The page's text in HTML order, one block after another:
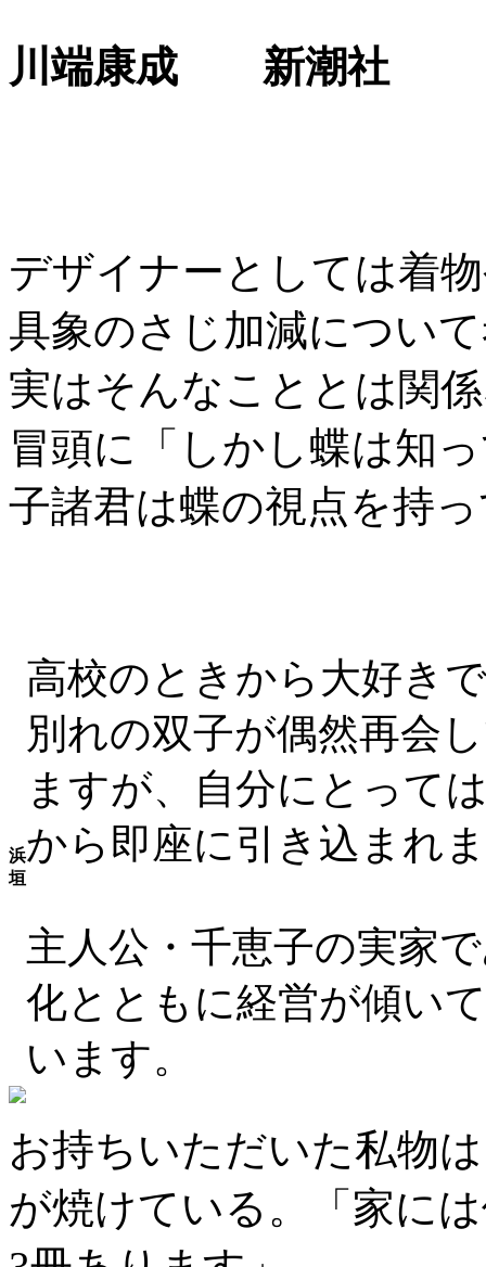
川端康成 新潮社
デザイナーとしては着
具象のさじ加減につい
実はそんなこととは関
冒頭に「しかし蝶は知
子諸君は蝶の視点を持
浜
垣
高校のときから大好き
別れの双子が偶然再会
ますが、自分にとって
から即座に引き込まれ
主人公・千恵子の実家
化とともに経営が傾い
います。
お持ちいただいた私物
が焼けている。「家に